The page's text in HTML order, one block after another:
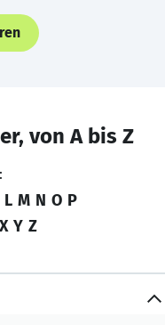
von A bis Z
L M N O P
X Y Z